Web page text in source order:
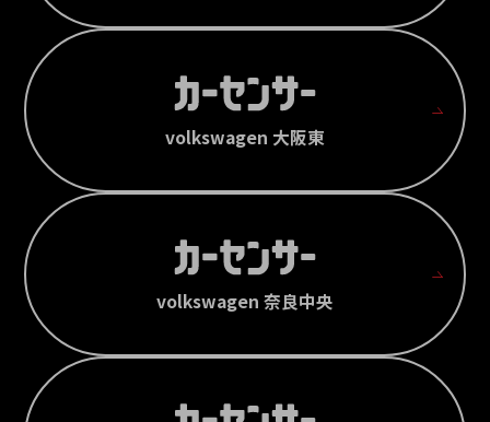
volkswagen 大阪東
volkswagen 奈良中央